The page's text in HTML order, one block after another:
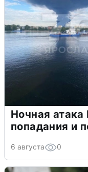
Ночная
попадания и
6 августа 0